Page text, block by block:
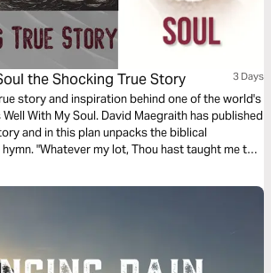
the Shocking True Story 3 Days
story and inspiration behind one of the world's
With My Soul. David Maegraith has published
and in this plan unpacks the biblical
"Whatever my lot, Thou hast taught me to